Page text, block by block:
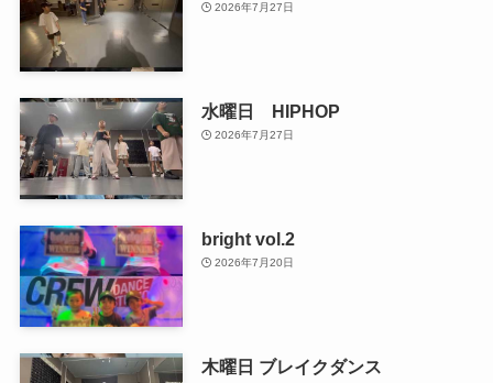
2026年7月27日
水曜日 HIPHOP
2026年7月27日
bright vol.2
2026年7月20日
木曜日 ブレイクダンス